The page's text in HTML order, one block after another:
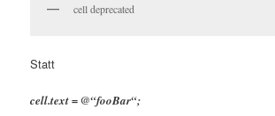
cell deprecated
Statt
cell.text = @“fooBar“;